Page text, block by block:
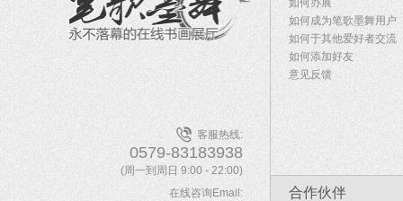
客服热线:
0579-83183938
(周一到周日 9:00 - 22:00)
在线咨询Email:
如何办展
如何成为笔歌墨舞用户
如何于其他爱好者交流
如何添加好友
意见反馈
合作伙伴